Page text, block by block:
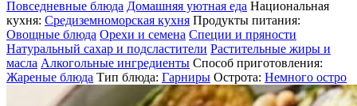
Повседневные блюда Домашняя уютная еда Национальная
кухня: Средиземноморская кухня Продукты питания:
Овощные блюда Орехи и семена Специи и пряности
Натуральный сахар и подсластители Растительные жиры и
масла Алкогольные ингредиенты Способ приготовления:
Жареные блюда Тип блюда: Гарниры Острота: Немного остро